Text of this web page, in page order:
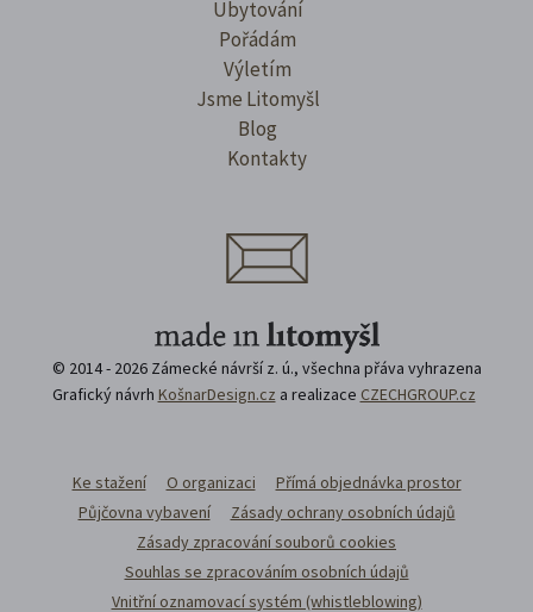
Ubytování
Pořádám
Výletím
Jsme Litomyšl
Blog
Kontakty
© 2014 - 2026 Zámecké návrší z. ú., všechna přáva vyhrazena
Grafický návrh KošnarDesign.cz a realizace CZECHGROUP.cz
Ke stažení O organizaci
Přímá objednávka prostor
Půjčovna vybavení
Zásady ochrany osobních údajů
Zásady zpracování souborů cookies
Souhlas se zpracováním osobních údajů
Vnitřní oznamovací systém (whistleblowing)